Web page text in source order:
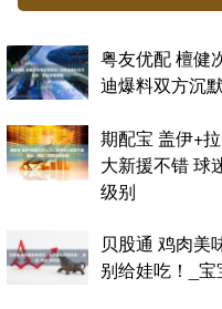
粤友优配 檀健
迪爆料双方沉
期配宝 盖伊+
大新援不错 球
级别
贝股通 鸡肉美
别给娃吃！_